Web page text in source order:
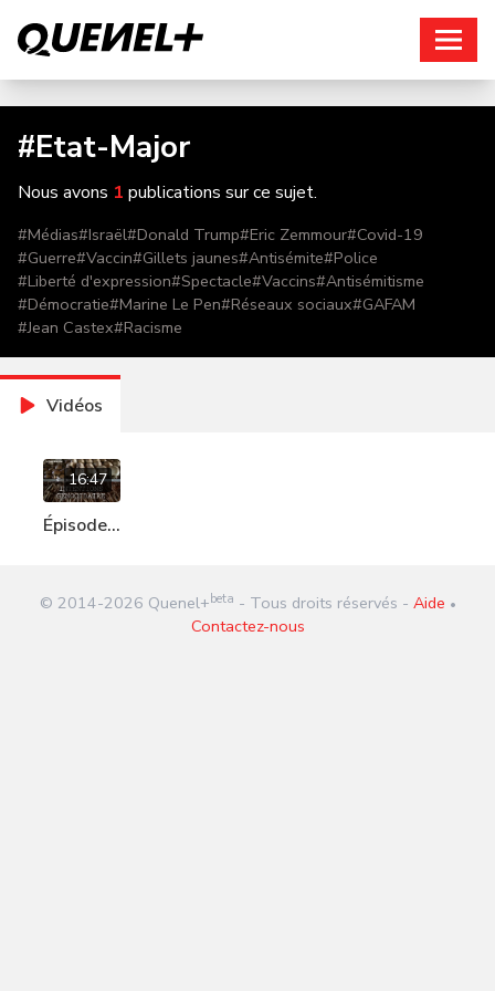
#Etat-Major
Nous avons 1 publications sur ce sujet.
#Médias#Israël#Donald Trump#Eric Zemmour#Covid-19
#Guerre#Vaccin#Gillets jaunes#Antisémite#Police
#Liberté d'expression#Spectacle#Vaccins#Antisémitisme
#Démocratie#Marine Le Pen#Réseaux sociaux#GAFAM
#Jean Castex#Racisme
Vidéos
16:47
Épisode
génocidaire
© 2014-2026 Quenel+ beta - Tous droits réservés - Aide •
Contactez-nous